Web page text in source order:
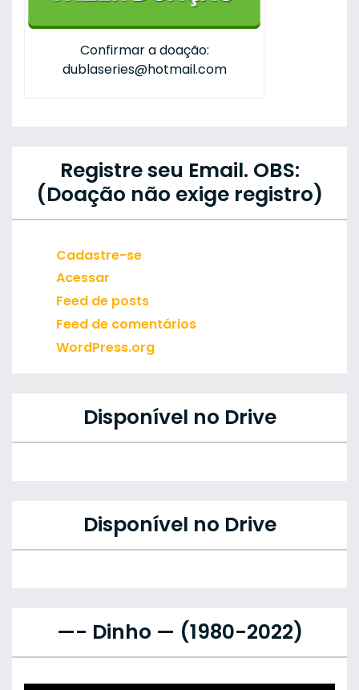
Confirmar a doação:
dublaseries@hotmail.com
Registre seu Email. OBS:
(Doação não exige registro)
Cadastre-se
Acessar
Feed de posts
Feed de comentários
WordPress.org
Disponível no Drive
Disponível no Drive
—- Dinho — (1980-2022)